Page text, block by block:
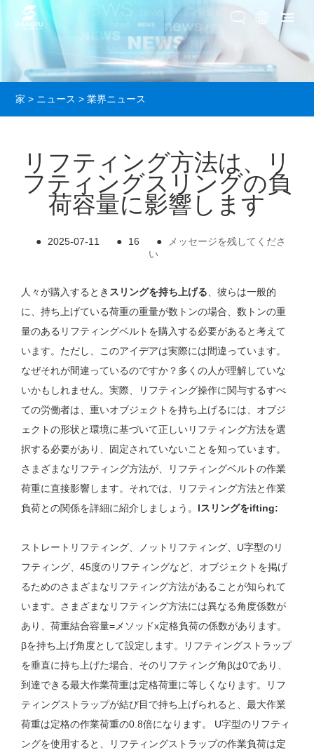
家 > ニュース >業界ニュース
リフティング方法は、リ
フティングスリングの負
荷容量に影響します
● 2025-07-11 ● 16 ●
メッセージを残してくださ
い
人々が購入するとき スリングを持ち上げる 、彼らは一般的
に、持ち上げている荷重の重量が数トンの場合、数トンの重
量のあるリフティングベルトを購入する必要があると考えて
います。ただし、このアイデアは実際には間違っています。
なぜそれが間違っているのですか？多くの人が理解していな
いかもしれません。実際、リフティング操作に関与するすべ
ての労働者は、重いオブジェクトを持ち上げるには、オブジ
ェクトの形状と環境に基づいて正しいリフティング方法を選
択する必要があり、固定されていないことを知っています。
さまざまなリフティング方法が、リフティングベルトの作業
荷重に直接影響します。それでは、リフティング方法と作業
負荷との関係を詳細に紹介しましょう。 lスリングをifting:
ストレートリフティング、ノットリフティング、U字型のリ
フティング、45度のリフティングなど、オブジェクトを掲げ
るためのさまざまなリフティング方法があることが知られて
います。さまざまなリフティング方法には異なる角度係数が
あり、荷重結合容量=メソッドx定格負荷の係数があります。
βを持ち上げ角度として設定します。リフティングストラップ
を垂直に持ち上げた場合、そのリフティング角βは0であり、
到達できる最大作業荷重は定格荷重に等しくなります。リフ
ティングストラップが結び目で持ち上げられると、最大作業
荷重は定格の作業荷重の0.8倍になります。 U字型のリフティ
ングを使用すると、リフティングストラップの作業負荷は定